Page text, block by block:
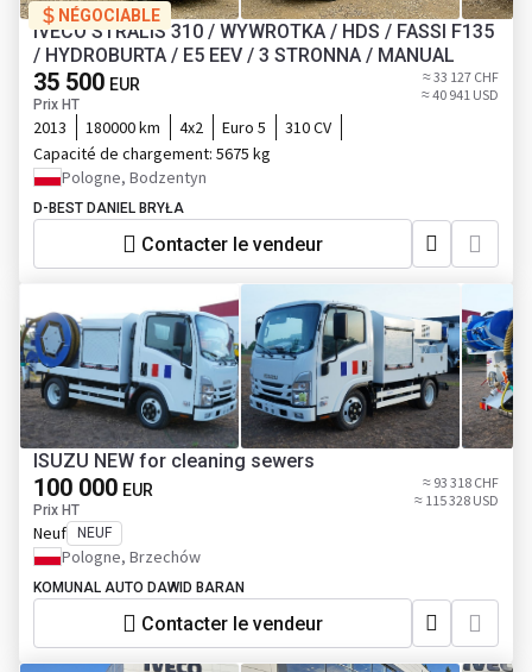
NÉGOCIABLE
IVECO STRALIS 310 / WYWROTKA / HDS / FASSI F135
/ HYDROBURTA / E5 EEV / 3 STRONNA / MANUAL
35 500 EUR
Prix HT
≈ 33 127 CHF
≈ 40 941 USD
2013 180000 km 4x2 Euro 5
310 CV
Capacité de chargement: 5675 kg
Pologne, Bodzentyn
D-BEST DANIEL BRYŁA
Contacter le vendeur
ISUZU NEW for cleaning sewers
100 000 EUR
Prix HT
≈ 93 318 CHF
≈ 115 328 USD
Neuf NEUF
Pologne, Brzechów
KOMUNAL AUTO DAWID BARAN
Contacter le vendeur